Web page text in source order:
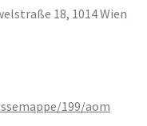
18, 1014 Wien
199/aom